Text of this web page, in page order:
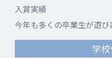
入賞実績
今年も多くの卒業生が遊
学